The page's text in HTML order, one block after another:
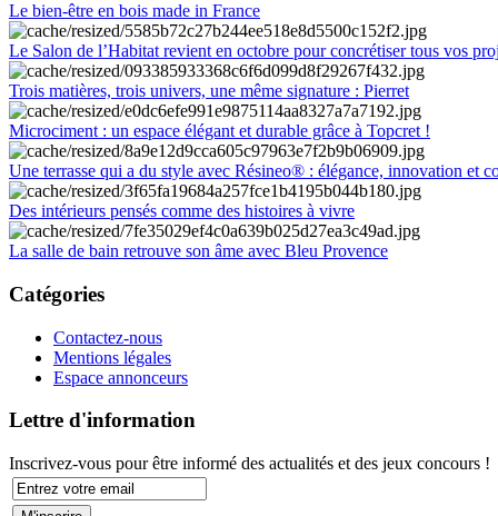
Le bien-être en bois made in France
Le Salon de l’Habitat revient en octobre pour concrétiser tous vos
Trois matières, trois univers, une même signature : Pierret
Microciment : un espace élégant et durable grâce à Topcret !
Une terrasse qui a du style avec Résineo® : élégance, innovation et
Des intérieurs pensés comme des histoires à vivre
La salle de bain retrouve son âme avec Bleu Provence
Catégories
Contactez-nous
Mentions légales
Espace annonceurs
Lettre d'information
Inscrivez-vous pour être informé des actualités et des jeux concours !